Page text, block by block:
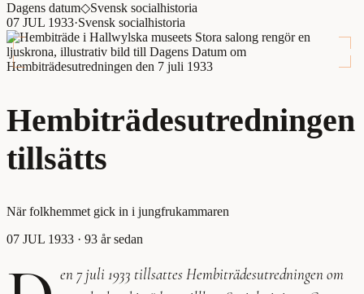
Dagens datum◇Svensk socialhistoria
07 JUL 1933·Svensk socialhistoria
Hembiträdesutredningen
tillsätts
När folkhemmet gick in i jungfrukammaren
07 JUL 1933 · 93 år sedan
en 7 juli 1933 tillsattes Hembiträdesutredningen om